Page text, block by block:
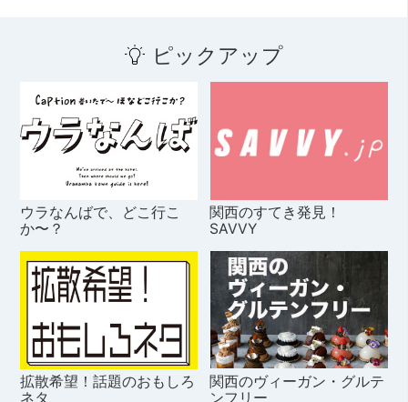
ピックアップ
ウラなんばで、どこ行こ
か〜？
関西のすてき発見！
SAVVY
拡散希望！話題のおもしろ
ネタ
関西のヴィーガン・グルテ
ンフリー